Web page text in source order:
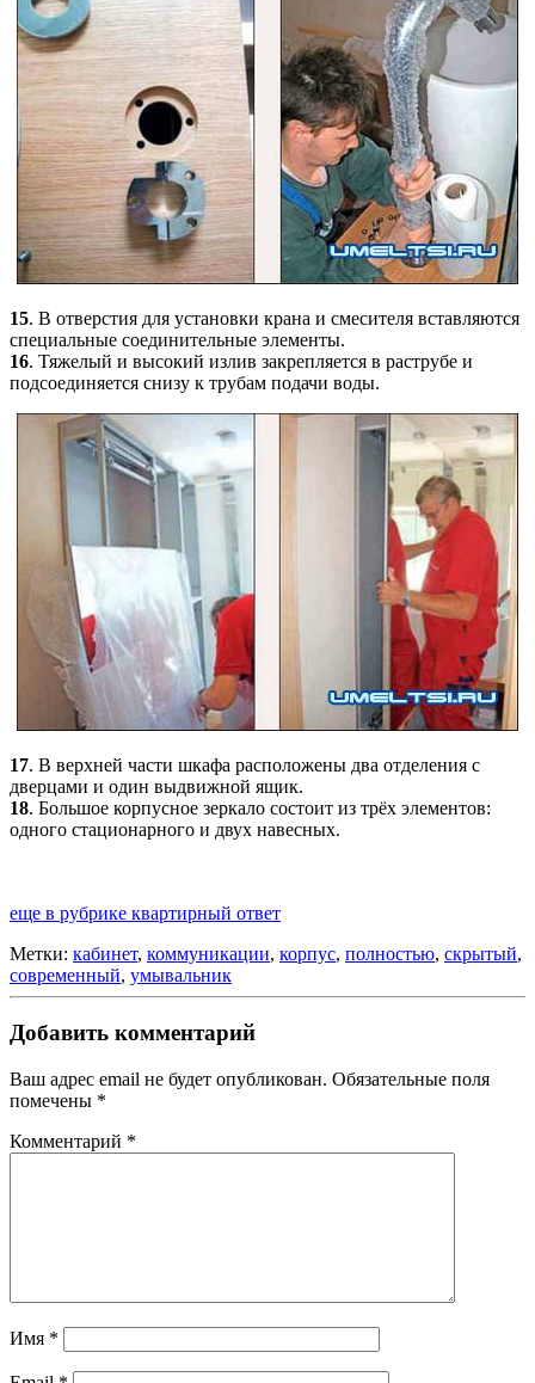
15. В отверстия для установки крана и смесителя вставляются
специальные соединительные элементы.
16. Тяжелый и высокий излив закрепляется в раструбе и
подсоединяется снизу к трубам подачи воды.
17. В верхней части шкафа расположены два отделения с
дверцами и один выдвижной ящик.
18. Большое корпусное зеркало состоит из трёх элементов:
одного стационарного и двух навесных.
еще в рубрике квартирный ответ
Метки: кабинет, коммуникации, корпус, полностью, скрытый,
современный, умывальник
Добавить комментарий
Ваш адрес email не будет опубликован. Обязательные поля
помечены *
Комментарий *
Имя *